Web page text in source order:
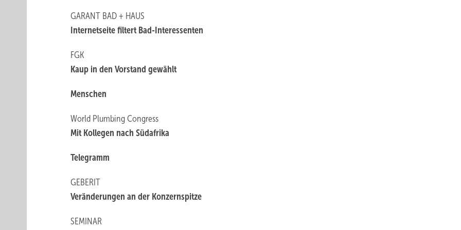
GARANT BAD + HAUS
Internetseite filtert Bad-Interessenten
FGK
Kaup in den Vorstand gewählt
Menschen
World Plumbing Congress
Mit Kollegen nach Südafrika
Telegramm
GEBERIT
Veränderungen an der Konzernspitze
SEMINAR